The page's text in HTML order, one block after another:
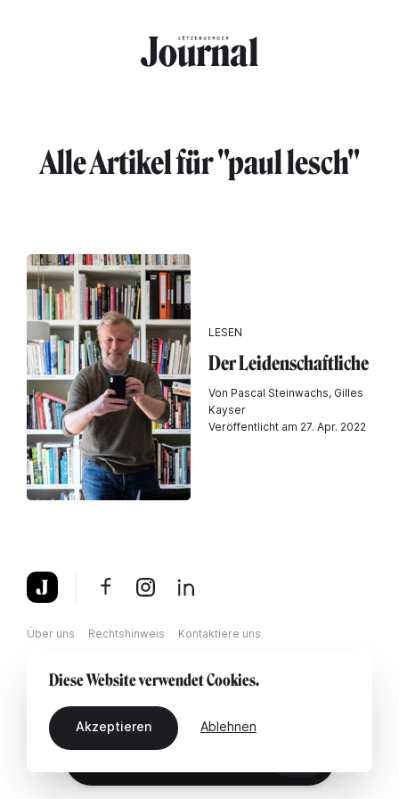
Alle Artikel für "paul lesch"
LESEN
Der Leidenschaftliche
Von Pascal Steinwachs, Gilles
Kayser
Veröffentlicht am 27. Apr. 2022
Über uns Rechtshinweis Kontaktiere uns
Diese Website verwendet Cookies.
Akzeptieren Ablehnen